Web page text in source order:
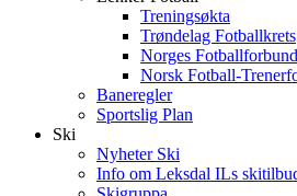
Treningsøkta
Trøndelag Fotballkrets
Norges Fotballforbund
Norsk Fotball-
Baneregler
Sportslig Plan
Ski
Nyheter Ski
Info om Leksdal ILs